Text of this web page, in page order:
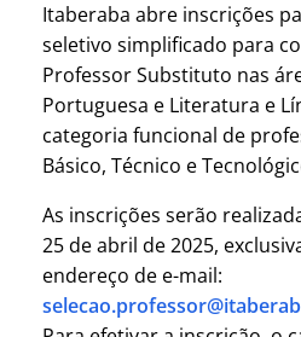
Itaberaba abre inscrições
seletivo simplificado para
Professor Substituto nas
Portuguesa e Literatura e
categoria funcional de
Básico, Técnico e
As inscrições serão
25 de abril de 2025,
endereço de e-mail: